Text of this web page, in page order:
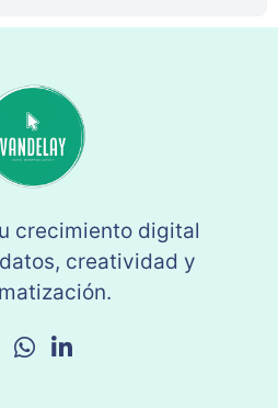
crecimiento digital
creatividad y